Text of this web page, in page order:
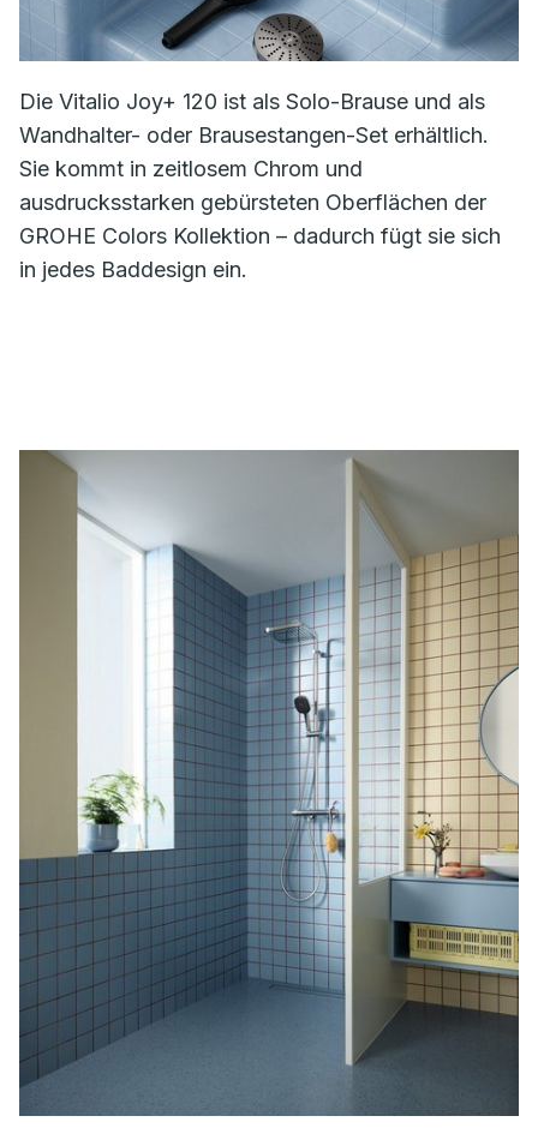
Die Vitalio Joy+ 120 ist als Solo-Brause und als
Wandhalter- oder Brausestangen-Set erhältlich.
Sie kommt in zeitlosem Chrom und
ausdrucksstarken gebürsteten Oberflächen der
GROHE Colors Kollektion – dadurch fügt sie sich
in jedes Baddesign ein.